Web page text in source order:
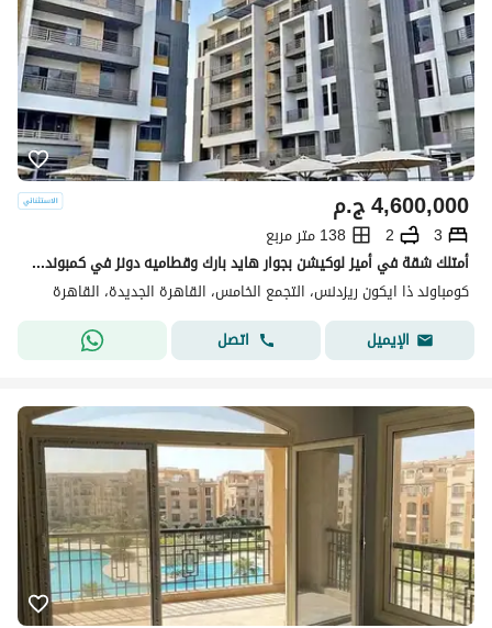
ج.م4,600,000
3
2
138 متر مربع
أمتلك شقة في أميز لوكيشن بجوار هايد بارك وقطاميه دونز في كمبوند ذا أيكون التجمع الخامس
كومباوند ذا ايكون ريزدنس، التجمع الخامس، القاهرة الجديدة، القاهرة
الإيميل
اتصل